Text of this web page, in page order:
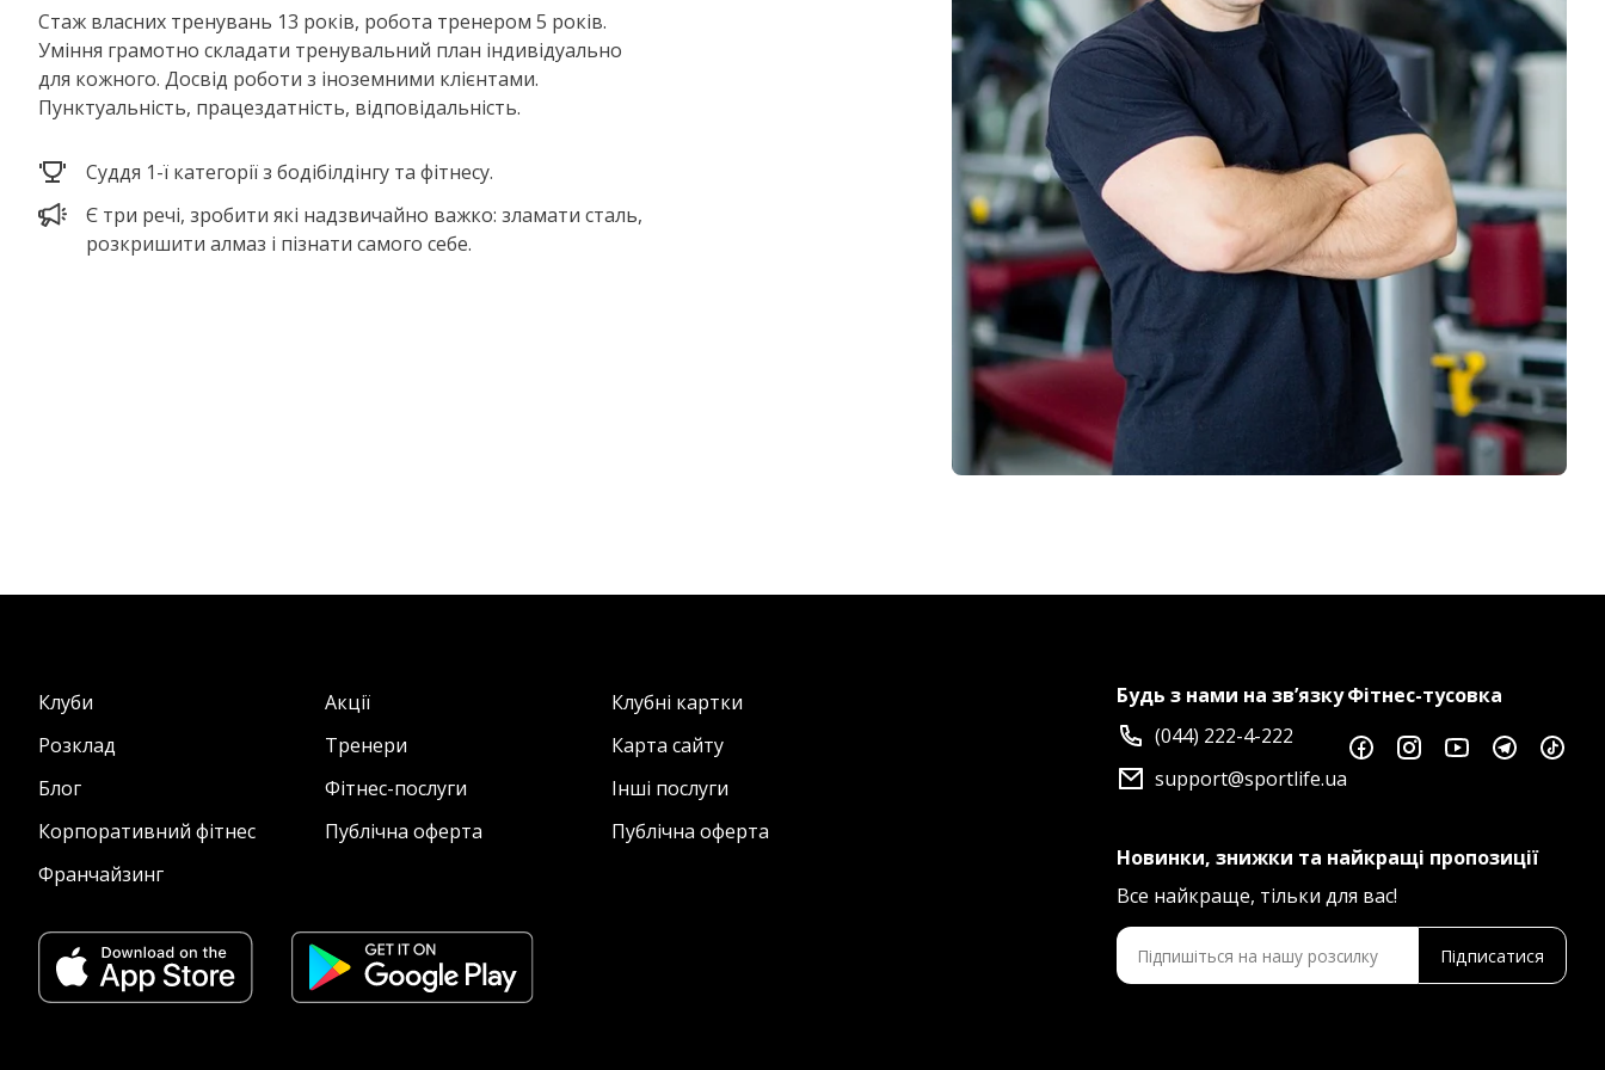
Стаж власних тренувань 13 років, робота тренером 5 років.
Уміння грамотно складати тренувальний план індивідуально
для кожного. Досвід роботи з іноземними клієнтами.
Пунктуальність, працездатність, відповідальність.
Суддя 1-ї категорії з бодібілдінгу та фітнесу.
Є три речі, зробити які надзвичайно важко: зламати сталь,
розкришити алмаз і пізнати самого себе.
Клуби Акції
Клубні картки
Розклад
Тренери
Карта сайту
Блог
Фітнес-послуги
Інші послуги
Корпоративний фітнес
Публічна оферта
Публічна оферта
Франчайзинг
Будь з нами на зв’язку
(044) 222-4-222
support@sportlife.ua
Фітнес-тусовка
Новинки, знижки та найкращі пропозиції
Все найкраще, тільки для вас!
Підписатися